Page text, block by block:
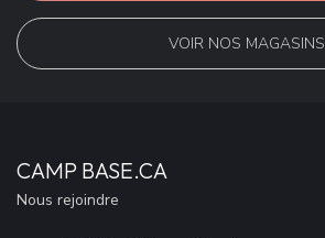
VOIR NOS MAGASINS
CAMP BASE.CA
Nous rejoindre